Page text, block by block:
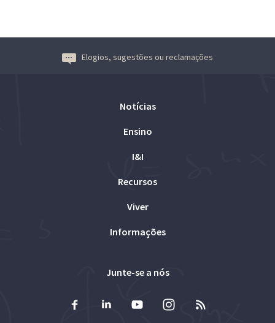
Elogios, sugestões ou reclamações
Notícias
Ensino
I&I
Recursos
Viver
Informações
Junte-se a nós